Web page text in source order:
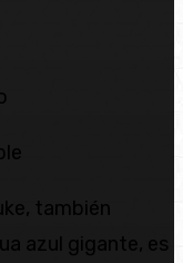
también
azul gigante, es